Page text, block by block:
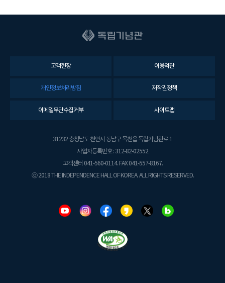
고객헌장 이용약관
개인정보처리방침 저작권정책
이메일무단수집거부 사이트맵
31232 충청남도 천안시 동남구 목천읍 독립기념관로 1
사업자등록번호 : 312-82-02552
고객센터 041-560-0114. FAX 041-557-8167.
ⓒ 2018 THE INDEPENDENCE HALL OF KOREA. ALL RIGHTS RESERVED.